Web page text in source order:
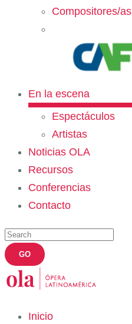
Compositores/as
En la escena
Espectáculos
Artistas
Noticias OLA
Recursos
Conferencias
Contacto
Inicio